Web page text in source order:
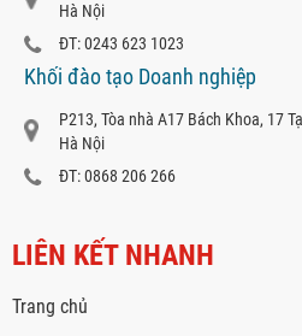
Hà Nội
ĐT: 0243 623 1023
Khối đào tạo Doanh nghiệp
P213, Tòa nhà A17 Bách Khoa, 17
Hà Nội
ĐT: 0868 206 266
LIÊN KẾT NHANH
Trang chủ